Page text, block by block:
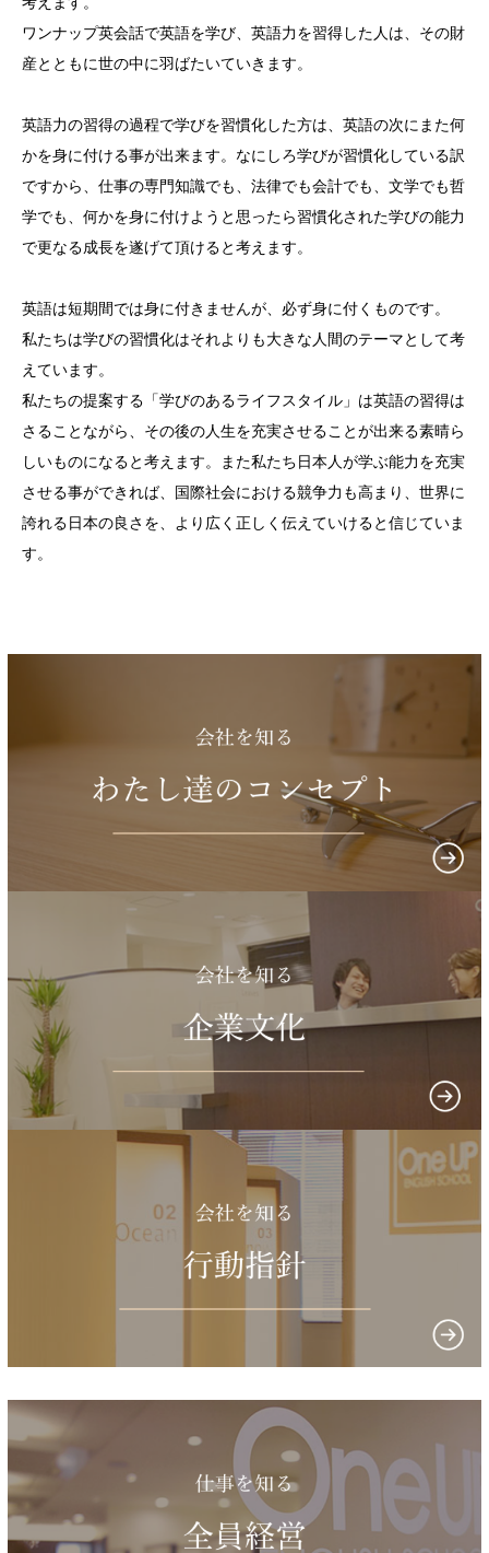
ワンナップ英会話で英語を学び、英語力を習得した人は、その財
産とともに世の中に羽ばたいていきます。
英語力の習得の過程で学びを習慣化した方は、英語の次にまた何
かを身に付ける事が出来ます。なにしろ学びが習慣化している訳
ですから、仕事の専門知識でも、法律でも会計でも、文学でも哲
学でも、何かを身に付けようと思ったら習慣化された学びの能力
で更なる成長を遂げて頂けると考えます。
英語は短期間では身に付きませんが、必ず身に付くものです。
私たちは学びの習慣化はそれよりも大きな人間のテーマとして考
えています。
私たちの提案する「学びのあるライフスタイル」は英語の習得は
さることながら、その後の人生を充実させることが出来る素晴ら
しいものになると考えます。また私たち日本人が学ぶ能力を充実
させる事ができれば、国際社会における競争力も高まり、世界に
誇れる日本の良さを、より広く正しく伝えていけると信じていま
す。